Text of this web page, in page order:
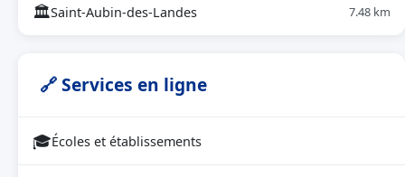
🏛Saint-Aubin-des-Landes 7.48 km
🔗 Services en ligne
🎓Écoles et établissements